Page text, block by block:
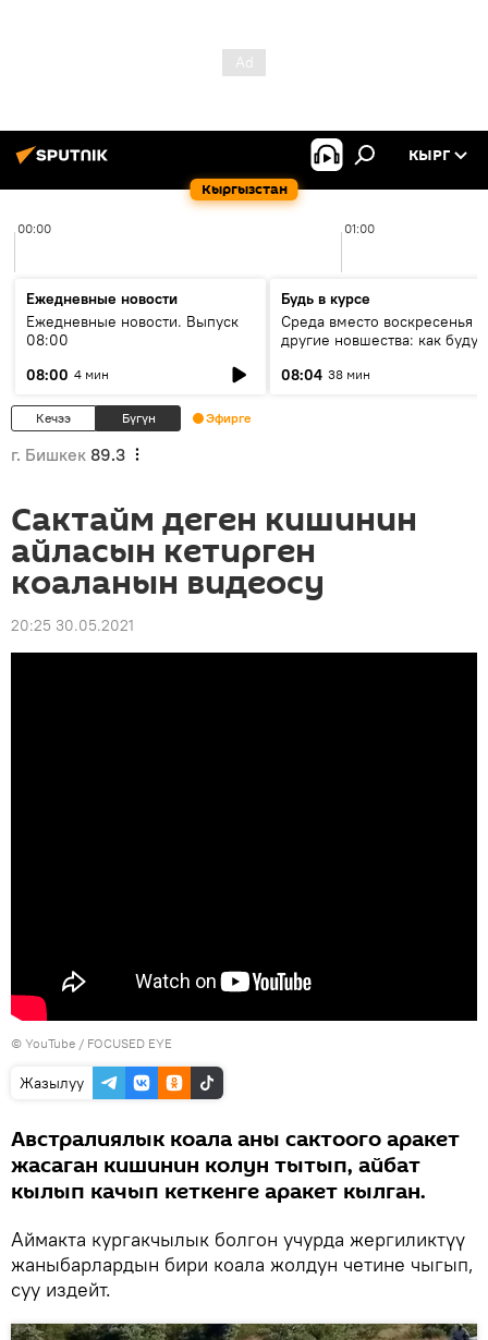
Кыргызстан
КЫРГ
00:00 01:00
Ежедневные новости
Ежедневные новости. Выпуск
08:00
08:00 4 мин
Будь в курсе
Среда вместо воскресенья и
другие новшества: как будут
08:04 38 мин
Кечээ Бүгүн Эфирге
г. Бишкек 89.3
Сактайм деген кишинин
айласын кетирген
коаланын видеосу
20:25 30.05.2021
© YouTube / FOCUSED EYE
Жазылуу
Австралиялык коала аны сактоого аракет
жасаган кишинин колун тытып, айбат
кылып качып кеткенге аракет кылган.
Аймакта кургакчылык болгон учурда жергиликтүү
жаныбарлардын бири коала жолдун четине чыгып,
суу издейт.